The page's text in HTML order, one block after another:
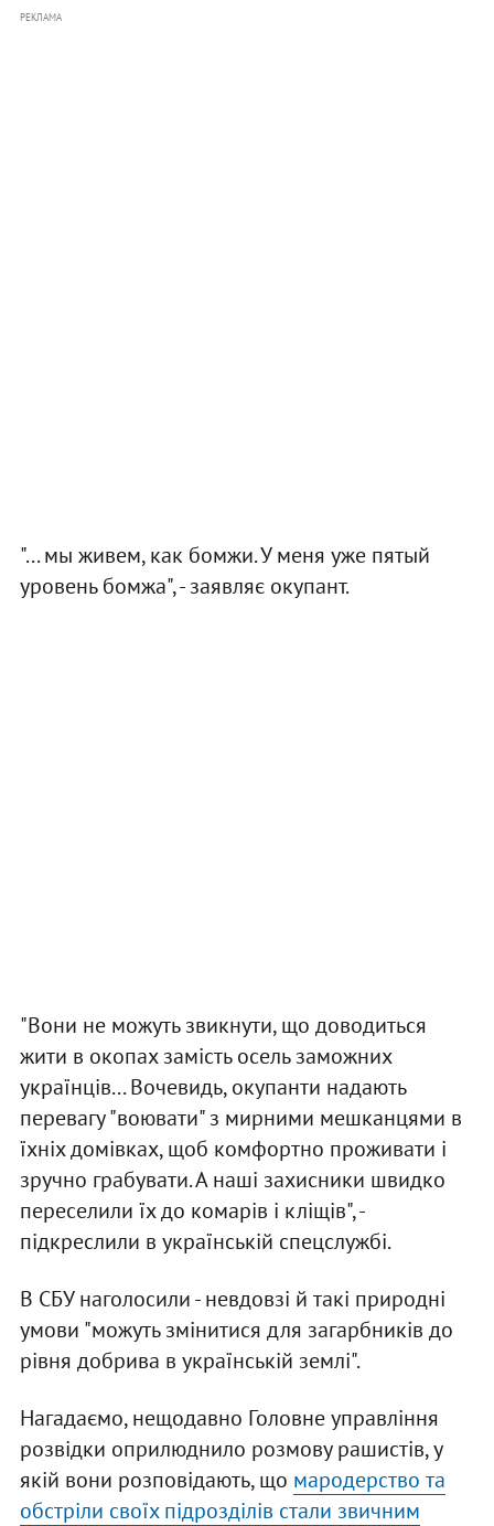
РЕКЛАМА
"... мы живем, как бомжи. У меня уже пятый
уровень бомжа", - заявляє окупант.
"Вони не можуть звикнути, що доводиться
жити в окопах замість осель заможних
українців... Вочевидь, окупанти надають
перевагу "воювати" з мирними мешканцями в
їхніх домівках, щоб комфортно проживати і
зручно грабувати. А наші захисники швидко
переселили їх до комарів і кліщів", -
підкреслили в українській спецслужбі.
В СБУ наголосили - невдовзі й такі природні
умови "можуть змінитися для загарбників до
рівня добрива в українській землі".
Нагадаємо, нещодавно Головне управління
розвідки оприлюднило розмову рашистів, у
якій вони розповідають, що мародерство та
обстріли своїх підрозділів стали звичним